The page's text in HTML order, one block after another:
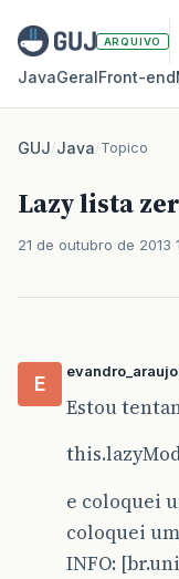
ARQUIVO
JavaGeralFront‑end
GUJ/Java/Topico
Lazy lista
21 de outubro de 2013
E
evandro_araujo
Estou
e coloquei
coloquei
INFO: